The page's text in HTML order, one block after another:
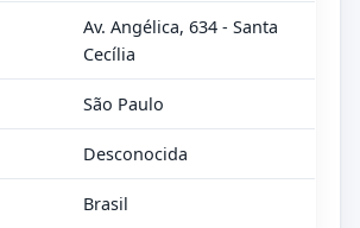
Av. Angélica, 634 - Santa
Cecília
São Paulo
Desconocida
Brasil